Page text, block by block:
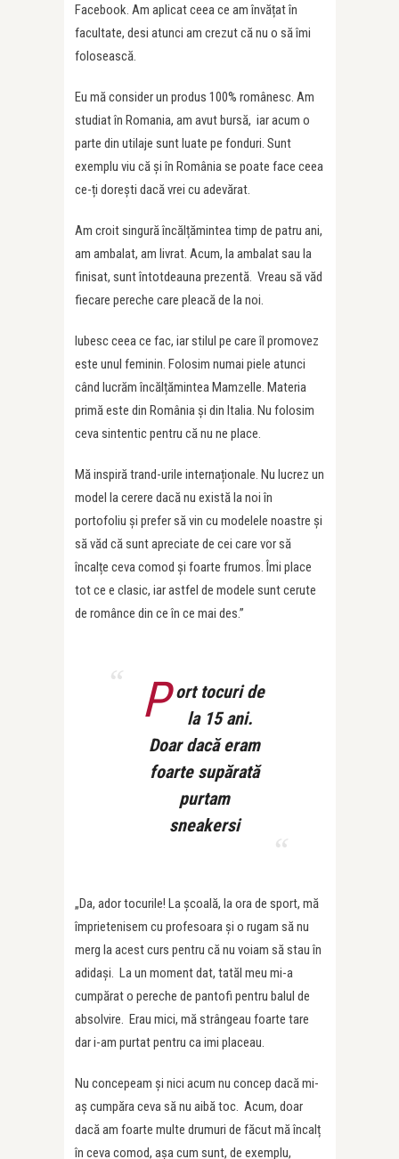
Facebook. Am aplicat ceea ce am învățat în
facultate, desi atunci am crezut că nu o să îmi
folosească.
Eu mă consider un produs 100% românesc. Am
studiat în Romania, am avut bursă, iar acum o
parte din utilaje sunt luate pe fonduri. Sunt
exemplu viu că și în România se poate face ceea
ce-ți dorești dacă vrei cu adevărat.
Am croit singură încălțămintea timp de patru ani,
am ambalat, am livrat. Acum, la ambalat sau la
finisat, sunt întotdeauna prezentă. Vreau să văd
fiecare pereche care pleacă de la noi.
Iubesc ceea ce fac, iar stilul pe care îl promovez
este unul feminin. Folosim numai piele atunci
când lucrăm încălțămintea Mamzelle. Materia
primă este din România și din Italia. Nu folosim
ceva sintentic pentru că nu ne place.
Mă inspiră trand-urile internaționale. Nu lucrez un
model la cerere dacă nu există la noi în
portofoliu și prefer să vin cu modelele noastre și
să văd că sunt apreciate de cei care vor să
încalțe ceva comod și foarte frumos. Îmi place
tot ce e clasic, iar astfel de modele sunt cerute
de românce din ce în ce mai des.”
P ort tocuri de
la 15 ani.
Doar dacă eram
foarte supărată
purtam
sneakersi
„Da, ador tocurile! La școală, la ora de sport, mă
împrietenisem cu profesoara și o rugam să nu
merg la acest curs pentru că nu voiam să stau în
adidași. La un moment dat, tatăl meu mi-a
cumpărat o pereche de pantofi pentru balul de
absolvire. Erau mici, mă strângeau foarte tare
dar i-am purtat pentru ca imi placeau.
Nu concepeam și nici acum nu concep dacă mi-
aș cumpăra ceva să nu aibă toc. Acum, doar
dacă am foarte multe drumuri de făcut mă încalț
în ceva comod, așa cum sunt, de exemplu,